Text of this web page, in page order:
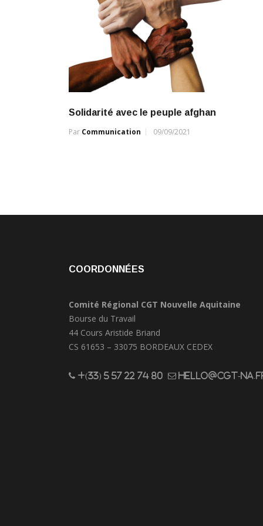
Solidarité avec le peuple afghan
Par Communication 09/09/2021
COORDONNÉES
Comité Régional CGT Nouvelle Aquitaine
Bourse du Travail
44 Cours Aristide Briand
CS 61653 – 33075 BORDEAUX CEDEX
+(33) 5 57 22 74 80 hello@cgt-